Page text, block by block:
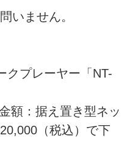
いません。
クプレーヤー「NT-
額：据え置き型ネッ
（税込）で下